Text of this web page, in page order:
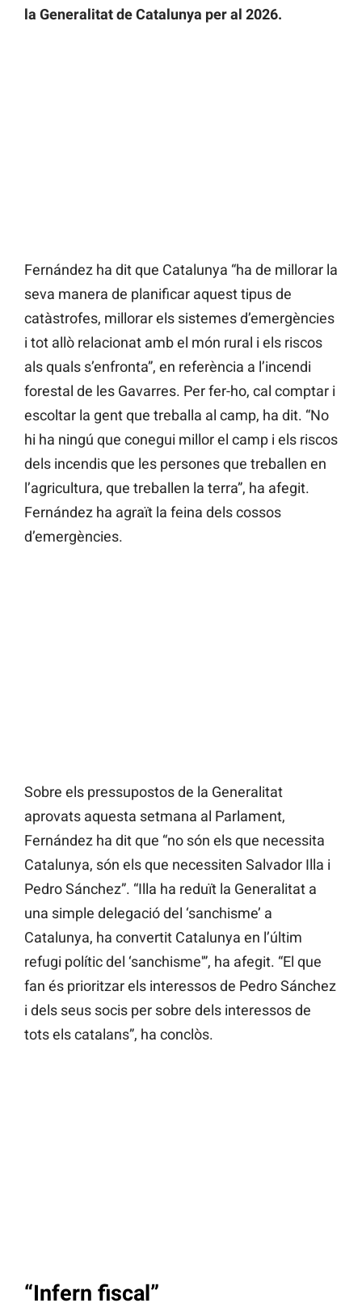
la Generalitat de Catalunya per al 2026.
Fernández ha dit que Catalunya “ha de millorar la
seva manera de planificar aquest tipus de
catàstrofes, millorar els sistemes d’emergències
i tot allò relacionat amb el món rural i els riscos
als quals s’enfronta”, en referència a l’incendi
forestal de les Gavarres. Per fer-ho, cal comptar i
escoltar la gent que treballa al camp, ha dit. “No
hi ha ningú que conegui millor el camp i els riscos
dels incendis que les persones que treballen en
l’agricultura, que treballen la terra”, ha afegit.
Fernández ha agraït la feina dels cossos
d’emergències.
Sobre els pressupostos de la Generalitat
aprovats aquesta setmana al Parlament,
Fernández ha dit que “no són els que necessita
Catalunya, són els que necessiten Salvador Illa i
Pedro Sánchez”. “Illa ha reduït la Generalitat a
una simple delegació del ‘sanchisme’ a
Catalunya, ha convertit Catalunya en l’últim
refugi polític del ‘sanchisme'”, ha afegit. “El que
fan és prioritzar els interessos de Pedro Sánchez
i dels seus socis per sobre dels interessos de
tots els catalans”, ha conclòs.
“Infern fiscal”